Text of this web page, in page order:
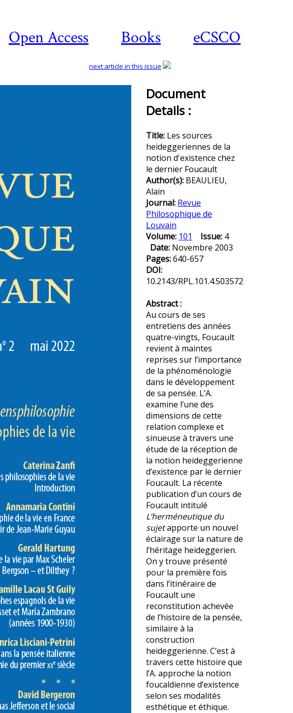
Open Access Books eCSCO
next article in this issue
Document
Details :
Title: Les sources
heideggeriennes de la
notion d'existence chez
le dernier Foucault
Author(s): BEAULIEU,
Alain
Journal: Revue
Philosophique de
Louvain
Volume: 101 Issue: 4
Date: Novembre 2003
Pages:640-657
DOI:
10.2143/RPL.101.4.503572
Abstract :
Au cours de ses
entretiens des années
quatre-vingts, Foucault
revient à maintes
reprises sur l’importance
de la phénoménologie
dans le développement
de sa pensée. L’A.
examine l’une des
dimensions de cette
relation complexe et
sinueuse à travers une
étude de la réception de
la notion heideggerienne
d’existence par le dernier
Foucault. La récente
publication d’un cours de
Foucault intitulé
L’herméneutique du
sujetapporte un nouvel
éclairage sur la nature de
l’héritage heideggerien.
On y trouve présenté
pour la première fois
dans l’itinéraire de
Foucault une
reconstitution achevée
de l’histoire de la pensée,
similaire à la
construction
heideggerienne. C’est à
travers cette histoire que
l’A. approche la notion
foucaldienne d’existence
selon ses modalités
esthétique et éthique.